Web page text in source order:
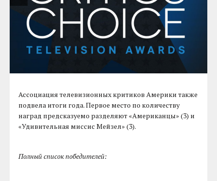
Ассоциация телевизионных критиков Америки также
подвела итоги года. Первое место по количеству
наград предсказуемо разделяют «Американцы» (3) и
«Удивительная миссис Мейзел» (3).
Полный список победителей: